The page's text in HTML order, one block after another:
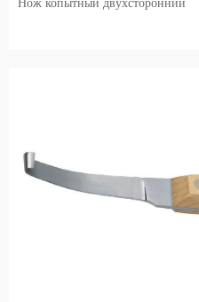
Нож копытный двухсторонний